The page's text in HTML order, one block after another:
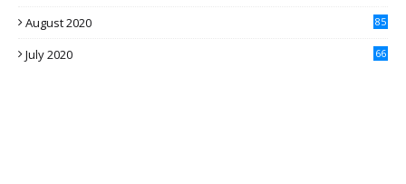
August 2020 85
July 2020 66